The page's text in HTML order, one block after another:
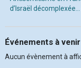
d’Israël
Événements à venir
Aucun évènement à